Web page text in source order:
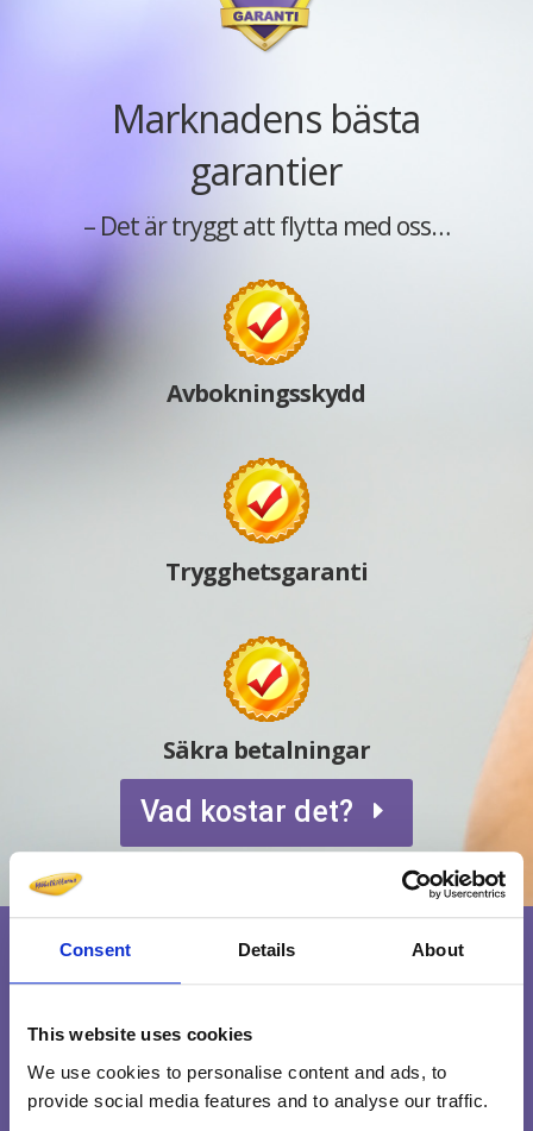
Consent Details About
This website uses cookies
We use cookies to personalise content and ads, to
provide social media features and to analyse our traffic.
Marknadens bästa
garantier
– Det är tryggt att flytta med oss…
Avbokningsskydd
Trygghetsgaranti
Säkra betalningar
Vad kostar det?